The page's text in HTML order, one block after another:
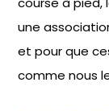
une
et pour que
comme nous